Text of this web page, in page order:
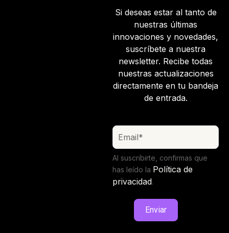
Si deseas estar al tanto de
nuestras últimas
innovaciones y novedades,
suscríbete a nuestra
newsletter. Recibe todas
nuestras actualizaciones
directamente en tu bandeja
de entrada.
Al suscribirte, confirmas que
has leído la Política de
privacidad.